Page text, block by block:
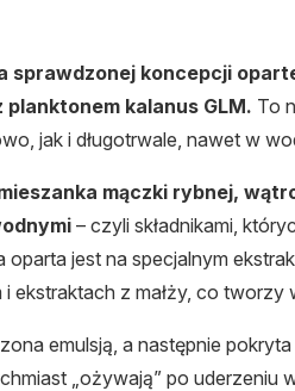
sprawdzonej koncepcji
kalanus GLM. To
jak i długotrwale, nawet w
mączki rybnej,
– czyli składnikami,
oparta jest na specjalnym
ekstraktach z małży, co
emulsją, a następnie
„ożywają” po